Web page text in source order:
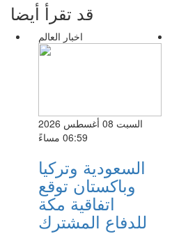
قد تقرأ أيضا
اخبار العالم
السبت 08 أغسطس 2026
06:59 مساءً
السعودية وتركيا
وباكستان توقع
اتفاقية مكة
للدفاع المشترك